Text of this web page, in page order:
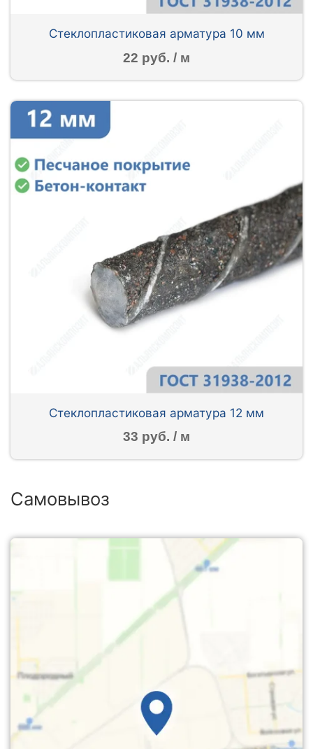
Стеклопластиковая арматура 10 мм
22 руб. / м
Стеклопластиковая арматура 12 мм
33 руб. / м
Самовывоз